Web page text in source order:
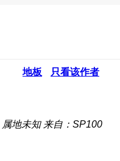
地板 只看该作者
属地未知 来自：SP100